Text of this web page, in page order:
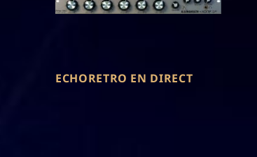
ECHORETRO EN DIRECT